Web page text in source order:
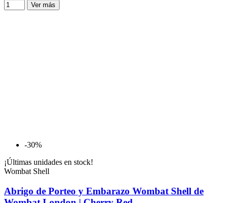
Ver más
-30%
¡Últimas unidades en stock!
Wombat Shell
Abrigo de Porteo y Embarazo Wombat Shell de